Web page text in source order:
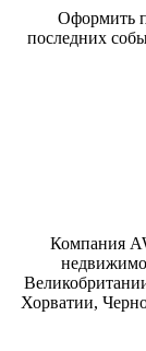
Оформить
последних
Компания
Хорватии,